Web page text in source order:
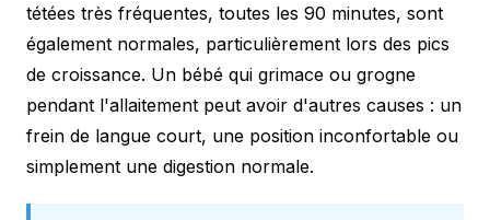
tétées très fréquentes, toutes les 90 minutes, sont
également normales, particulièrement lors des pics
de croissance. Un bébé qui grimace ou grogne
pendant l'allaitement peut avoir d'autres causes : un
frein de langue court, une position inconfortable ou
simplement une digestion normale.